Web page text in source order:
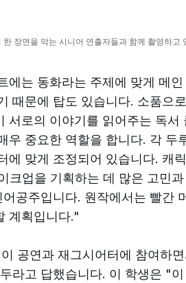
한 장면을 막는 시니어 연출자들과 함께 촬영하
에는 동화라는 주제에 맞게 메
때문에 탑도 있습니다. 소품으
서로의 이야기를 읽어주는 독
우 중요한 역할을 합니다. 각 두
에 맞게 조정되어 있습니다. 캐
크업을 기획하는 데 많은 고민
공주입니다. 원작에서는 빨간
계획입니다."
공연과 재그시어터에 참여하
라고 답했습니다. 이 학생은 "